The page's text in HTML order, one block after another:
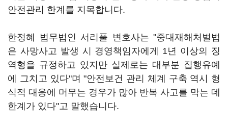
안전관리 한계를 지목합니다.
한정혜 법무법인 서리풀 변호사는 "중대재해처벌법
은 사망사고 발생 시 경영책임자에게 1년 이상의 징
역형을 규정하고 있지만 실제로는 대부분 집행유예
에 그치고 있다"며 "안전보건 관리 체계 구축 역시 형
식적 대응에 머무는 경우가 많아 반복 사고를 막는 데
한계가 있다"고 말했습니다.